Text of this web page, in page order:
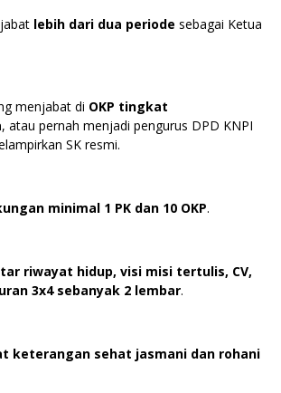
lebih dari dua periode sebagai Ketua
menjabat di OKP tingkat
, atau pernah menjadi pengurus DPD KNPI
SK resmi.
minimal 1 PK dan 10 OKP.
riwayat hidup, visi misi tertulis, CV,
3x4 sebanyak 2 lembar.
keterangan sehat jasmani dan rohani